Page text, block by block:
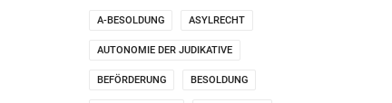
A-BESOLDUNG ASYLRECHT
AUTONOMIE DER JUDIKATIVE
BEFÖRDERUNG BESOLDUNG